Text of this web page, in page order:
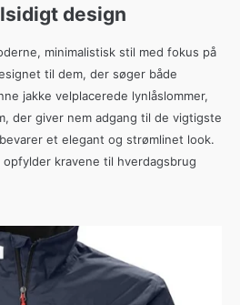
design
minimalistisk stil med fokus på
til dem, der søger både
jakke velplacerede lynlåslommer,
der giver nem adgang til de vigtigste
et elegant og strømlinet look.
kravene til hverdagsbrug